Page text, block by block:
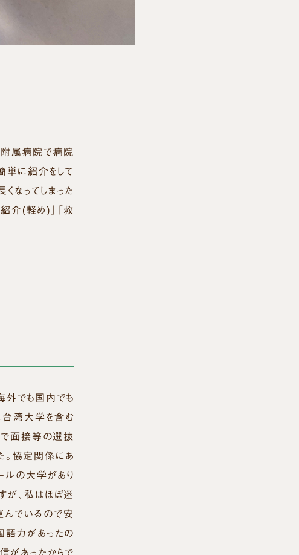
属病院で病院
単に紹介をして
なってしまった
介(軽め)」「救
外でも国内でも
台湾大学を含む
面接等の選抜
。協定関係にあ
ルの大学があり
が、私はほぼ迷
んでいるので安
語力があったの
があったからで